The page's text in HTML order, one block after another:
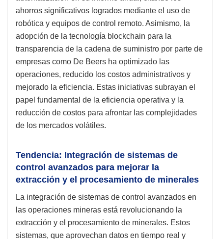
ahorros significativos logrados mediante el uso de
robótica y equipos de control remoto. Asimismo, la
adopción de la tecnología blockchain para la
transparencia de la cadena de suministro por parte de
empresas como De Beers ha optimizado las
operaciones, reducido los costos administrativos y
mejorado la eficiencia. Estas iniciativas subrayan el
papel fundamental de la eficiencia operativa y la
reducción de costos para afrontar las complejidades
de los mercados volátiles.
Tendencia: Integración de sistemas de
control avanzados para mejorar la
extracción y el procesamiento de minerales
La integración de sistemas de control avanzados en
las operaciones mineras está revolucionando la
extracción y el procesamiento de minerales. Estos
sistemas, que aprovechan datos en tiempo real y